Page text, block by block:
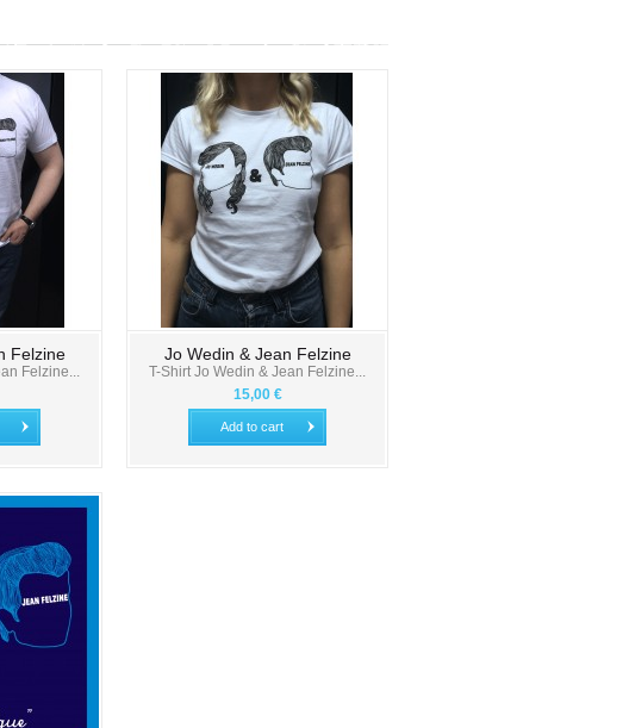
Felzine
Felzine...
Jo Wedin & Jean Felzine
T-Shirt Jo Wedin & Jean Felzine...
15,00 €
Add to cart